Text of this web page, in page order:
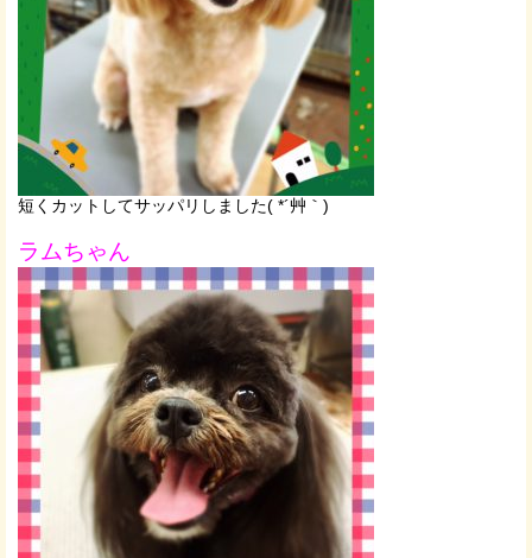
短くカットしてサッパリしました( *´艸｀)
ラムちゃん